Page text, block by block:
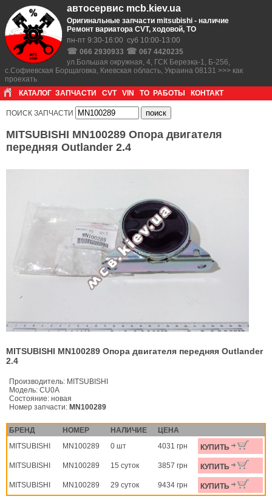
автосервис mcb.kiev.ua
Оригинальные запчасти mitsubishi - наличие
Ремонт вариатора CVT, ходовой, ТО
пн-пт 9:30-16:00 суб 10:00-13:00
☎ 066 2930933 ☎ 067 4420235
ул.Большая окружная, 4, ГСК Березка-1, Б-256,
с.Софиевская Борщаговка, Киевская область, Украина 08131 >>> как
проехать
КАТАЛОГ ЗАПЧАСТИ CVT VIN ТО РАБОТЫ КОНТАКТ
ПОИСК ЗАПЧАСТИ
MITSUBISHI MN100289 Опора двигателя
передняя Outlander 2.4
MITSUBISHI MN100289 Опора двигателя передняя Outlander
2.4
Производитель: MITSUBISHI
Модель: CU0A
Состояние: новая
Номер запчасти: MN100289
БРЕНД НОМЕР НАЛИЧИЕ
ЦЕНА
MITSUBISHI
MN100289 0 шт 4031 грн КУПИТЬ
MITSUBISHI MN100289 15 суток 3857 грн КУПИТЬ
MITSUBISHI MN100289 29 суток 9434 грн КУПИТЬ